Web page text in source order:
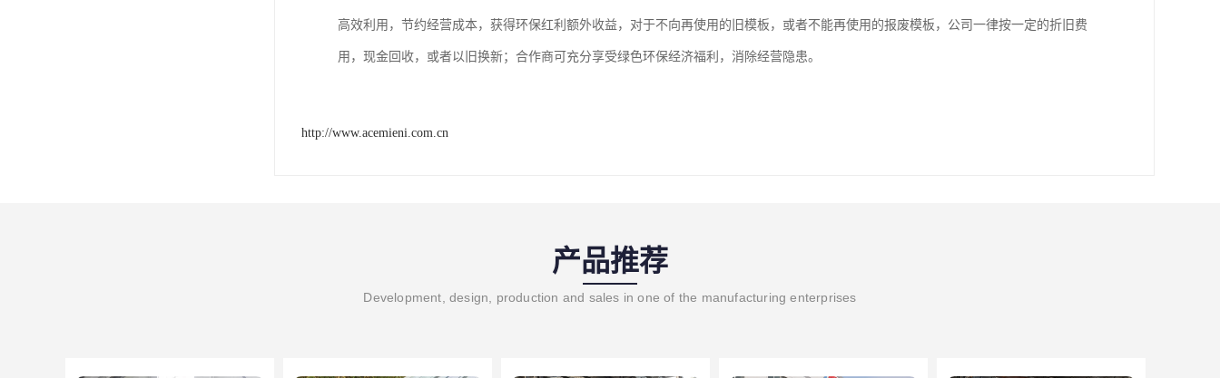
高效利用，节约经营成本，获得环保红利额外收益，对于不向再使用的旧模板，或者不能再使用的报废模板，公司一律按一定的折旧费
http://www.acemieni.com.cn
产品推荐
Development, design, production and sales in one of the manufacturing enterprises